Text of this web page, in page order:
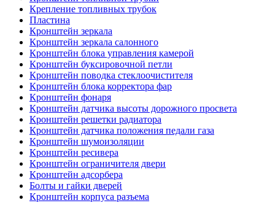
Крепление топливных трубок
Пластина
Кронштейн зеркала
Кронштейн зеркала салонного
Кронштейн блока управления камерой
Кронштейн буксировочной петли
Кронштейн поводка стеклоочистителя
Кронштейн блока корректора фар
Кронштейн фонаря
Кронштейн датчика высоты дорожного просвета
Кронштейн решетки радиатора
Кронштейн датчика положения педали газа
Кронштейн шумоизоляции
Кронштейн ресивера
Кронштейн ограничителя двери
Кронштейн адсорбера
Болты и гайки дверей
Кронштейн корпуса разъема